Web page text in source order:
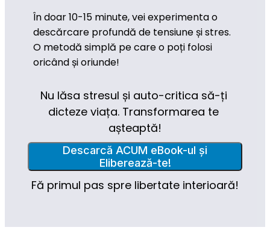
În doar 10-15 minute, vei experimenta o
descărcare profundă de tensiune și stres.
O metodă simplă pe care o poți folosi
oricând și oriunde!
Nu lăsa stresul și auto-critica să-ți
dicteze viața. Transformarea te
așteaptă!
Descarcă ACUM eBook-ul și
Eliberează-te!
Fă primul pas spre libertate interioară!